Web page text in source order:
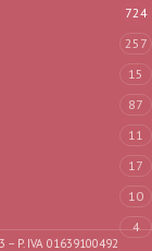
724
257
15
87
11
17
10
4
P. IVA 01639100492